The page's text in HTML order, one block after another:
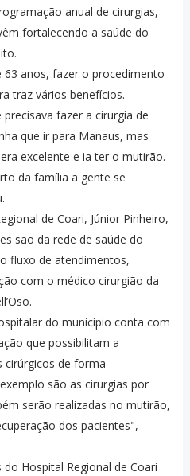
anual de cirurgias,
fortalecendo a saúde do
63 anos, fazer o procedimento
traz vários benefícios.
fazer a cirurgia de
que ir para Manaus, mas
excelente e ia ter o mutirão.
da família a gente se
de Coari, Júnior Pinheiro,
são da rede de saúde do
fluxo de atendimentos,
com o médico cirurgião da
do município conta com
que possibilitam a
cirúrgicos de forma
são as cirurgias por
serão realizadas no mutirão,
dos pacientes",
Hospital Regional de Coari